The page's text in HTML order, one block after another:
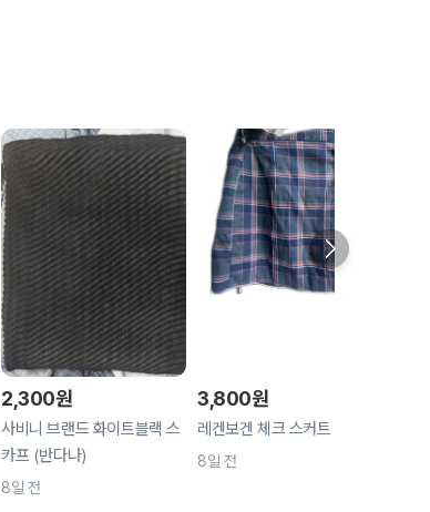
2,300원
사비니 브랜드 화이트블랙 스
카프 (반다나)
8일 전
3,800원
레겐보겐 체크 스커트
8일 전